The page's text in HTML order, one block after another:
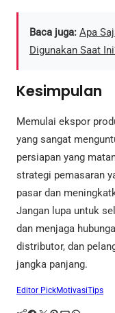
Baca juga: Apa
Digunakan Saat
Kesimpulan
Memulai ekspor
yang sangat
persiapan yang
strategi pemasaran
pasar dan
Jangan lupa untuk
dan menjaga
distributor, dan
jangka panjang.
Editor PickMotivasiTips